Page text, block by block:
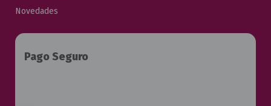
Novedades
Pago Seguro